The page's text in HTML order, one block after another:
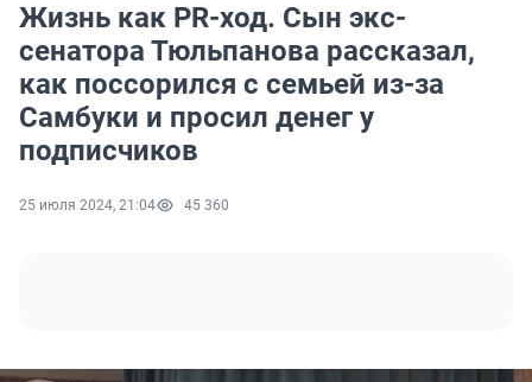
Жизнь как PR-ход. Сын экс-
сенатора Тюльпанова рассказал,
как поссорился с семьей из-за
Самбуки и просил денег у
подписчиков
25 июля 2024, 21:04 45 360